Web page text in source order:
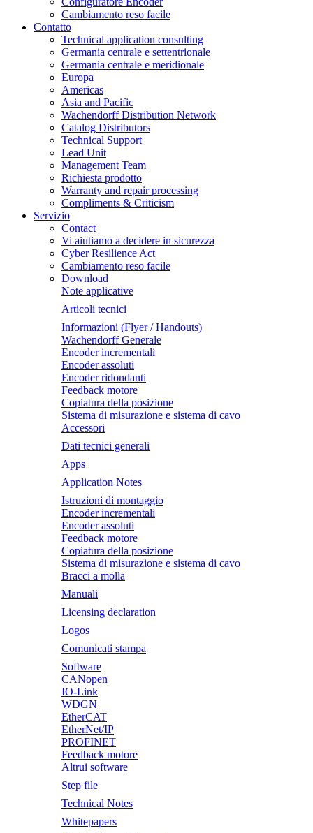
Cambiamento reso facile
Contatto
Technical application consulting
Germania centrale e settentrionale
Germania centrale e meridionale
Europa
Americas
Asia and Pacific
Wachendorff Distribution Network
Catalog Distributors
Technical Support
Lead Unit
Management Team
Richiesta prodotto
Warranty and repair processing
Compliments & Criticism
Servizio
Contact
Vi aiutiamo a decidere in sicurezza
Cyber Resilience Act
Cambiamento reso facile
Download
Note applicative
Articoli tecnici
Informazioni (Flyer / Handouts)
Wachendorff Generale
Encoder incrementali
Encoder assoluti
Encoder ridondanti
Feedback motore
Copiatura della posizione
Sistema di misurazione e sistema di cavo
Accessori
Dati tecnici generali
Apps
Application Notes
Istruzioni di montaggio
Encoder incrementali
Encoder assoluti
Feedback motore
Copiatura della posizione
Sistema di misurazione e sistema di cavo
Bracci a molla
Manuali
Licensing declaration
Logos
Comunicati stampa
Software
CANopen
IO-Link
WDGN
EtherCAT
EtherNet/IP
PROFINET
Feedback motore
Altrui software
Step file
Technical Notes
Whitepapers